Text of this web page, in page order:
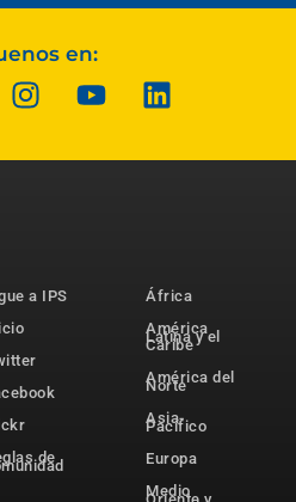
en:
a IPS
de
África
América
Latina y el
Caribe
América del
Norte
Asia-
Pacífico
Europa
Medio